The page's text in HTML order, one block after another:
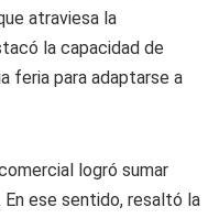
atraviesa la
la capacidad de
feria para adaptarse a
logró sumar
ese sentido, resaltó la